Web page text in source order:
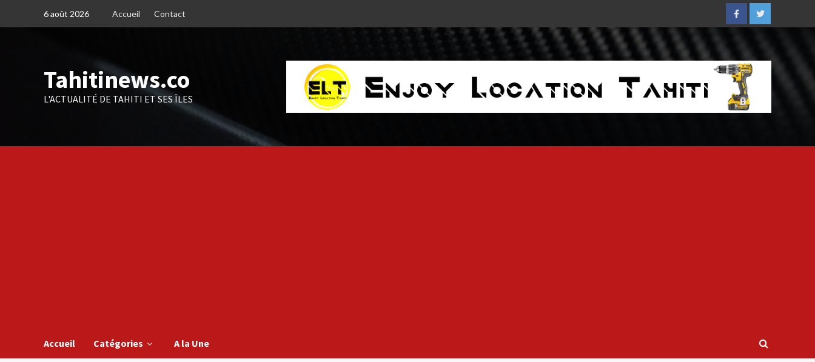
6 août 2026 Accueil Contact
FacebookTwitter
Tahitinews.co
L'ACTUALITÉ DE TAHITI ET SES ÎLES
Accueil Catégories A la Une